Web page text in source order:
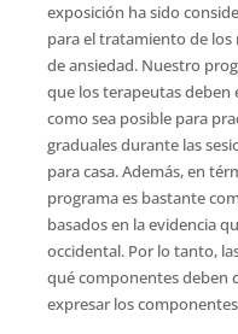
exposición ha sido
para el tratamiento de
de ansiedad. Nuestro
que los terapeutas
como sea posible para
graduales durante las
para casa. Además, en
programa es bastante
basados en la evidencia
occidental. Por lo tanto,
qué componentes deben
expresar los